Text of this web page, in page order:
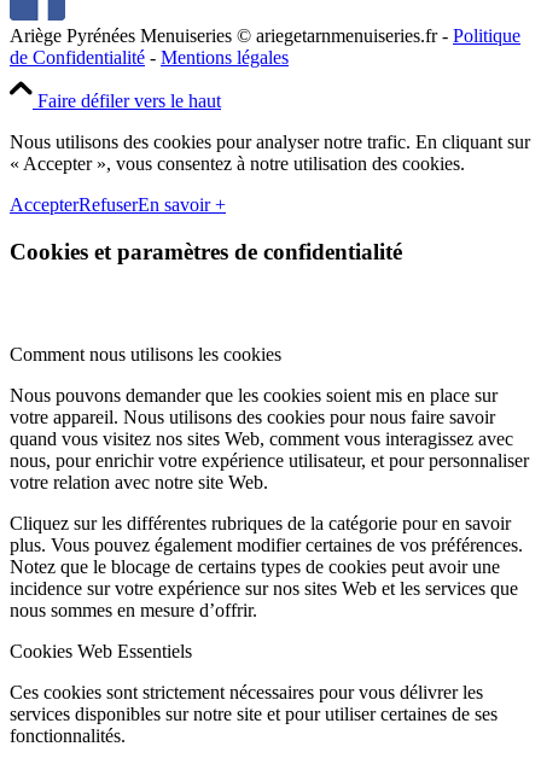
Ariège Pyrénées Menuiseries © ariegetarnmenuiseries.fr - Politique
de Confidentialité - Mentions légales
Faire défiler vers le haut
Nous utilisons des cookies pour analyser notre trafic. En cliquant sur
« Accepter », vous consentez à notre utilisation des cookies.
AccepterRefuserEn savoir +
Cookies et paramètres de confidentialité
Comment nous utilisons les cookies
Nous pouvons demander que les cookies soient mis en place sur
votre appareil. Nous utilisons des cookies pour nous faire savoir
quand vous visitez nos sites Web, comment vous interagissez avec
nous, pour enrichir votre expérience utilisateur, et pour personnaliser
votre relation avec notre site Web.
Cliquez sur les différentes rubriques de la catégorie pour en savoir
plus. Vous pouvez également modifier certaines de vos préférences.
Notez que le blocage de certains types de cookies peut avoir une
incidence sur votre expérience sur nos sites Web et les services que
nous sommes en mesure d’offrir.
Cookies Web Essentiels
Ces cookies sont strictement nécessaires pour vous délivrer les
services disponibles sur notre site et pour utiliser certaines de ses
fonctionnalités.